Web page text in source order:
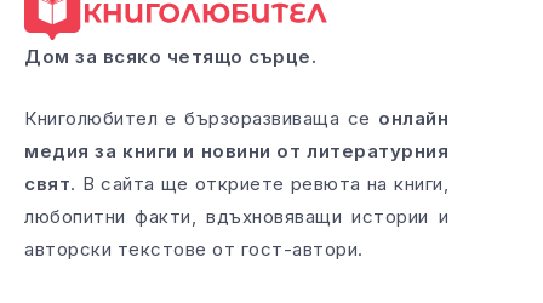
Дом за всяко четящо сърце.
Книголюбител е бързоразвиваща се онлайн
медия за книги и новини от литературния
свят. В сайта ще откриете ревюта на книги,
любопитни факти, вдъхновяващи истории и
авторски текстове от гост-автори.